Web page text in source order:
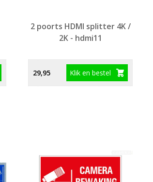
2 poorts HDMI splitter 4K /
2K - hdmi11
29,95 Klik en bestel